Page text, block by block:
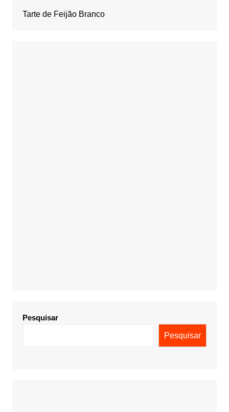
Tarte de Feijão Branco
Pesquisar
Pesquisar